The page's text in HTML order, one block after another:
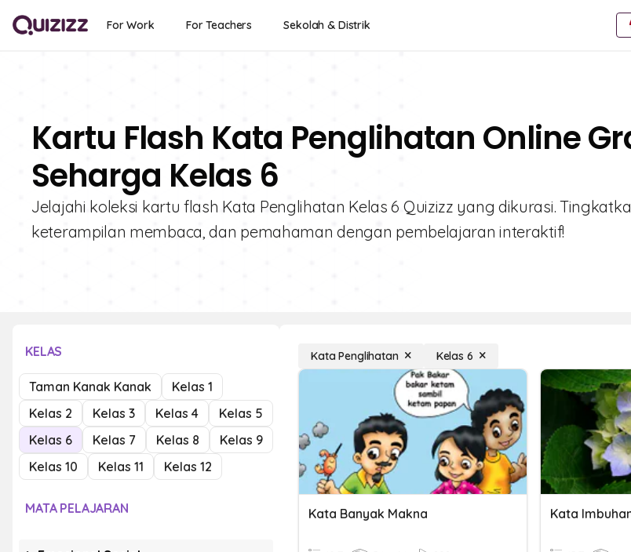
For Work For Teachers Sekolah & Distrik
Kartu Flash Kata Penglihatan Online
Seharga Kelas 6
Jelajahi koleksi kartu flash Kata Penglihatan Kelas 6 Quizizz yang dikurasi.
keterampilan membaca, dan pemahaman dengan pembelajaran interaktif!
KELAS
Taman Kanak Kanak
Kelas 1
Kelas 2
Kelas 3 Kelas 4
Kelas 5
Kelas 6
Kelas 7 Kelas 8
Kelas 9
Kelas 10
Kelas 11 Kelas 12
MATA PELAJARAN
Kata Penglihatan Kelas 6
Kata Banyak Makna Kata